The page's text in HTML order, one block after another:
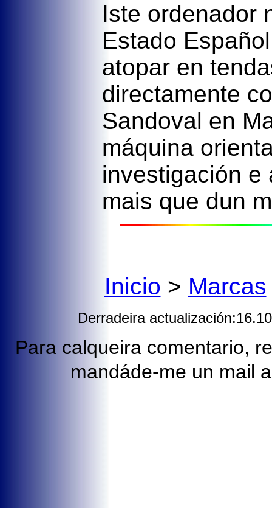
Iste ordenador
Estado
atopar en
directamente
Sandoval en
máquina
investigación e
mais que dun
Inicio > Marcas
Derradeira
Para calqueira comentario,
mandáde-me un mail